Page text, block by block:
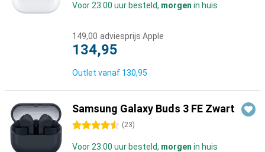
Voor 23:00 uur besteld, morgen in huis
149,00 adviesprijs Apple
134,95
Outlet vanaf 130,95
Samsung Galaxy Buds 3 FE Zwart
4.5 sterren (23)
Voor 23:00 uur besteld, morgen in huis